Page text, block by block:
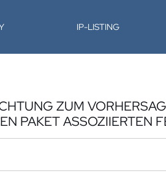
IP-LISTING
ZUM
PAKET ASSOZIIERTEN